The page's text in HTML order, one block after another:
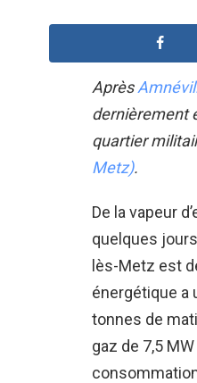
Après
dernièrement
quartier
Metz).
De la vapeur
quelques
lès-Metz est
énergétique a
tonnes de
gaz de 7,5